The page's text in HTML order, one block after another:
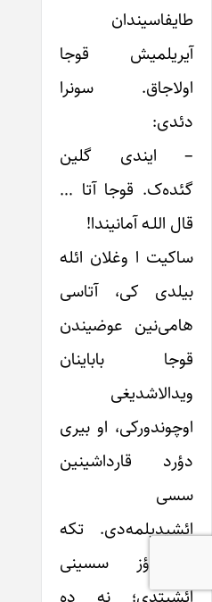
طایفاسیندان
آیریلمیش قوجا
اولاجاق. سونرا
دئدی:
– ایندی گلین
گئده‌ک. قوجا آتا …
قال اللـه آمانیندا!
ساکیت ا وغلان ائله
بیلدی کی، آتاسی
هامی‌نین عوضیندن
قوجا باباینان
ویدالاشدیغی
اوچوندورکی، او بیری
دؤرد قارداشینین
سسی
ائشیدیلمه‌دی. تکه
نه اؤز سسینی
ائشیتدی؛ نه ده